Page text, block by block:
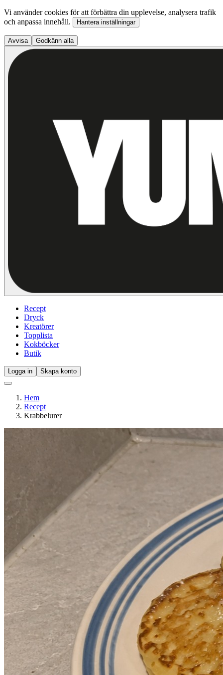
Vi använder cookies för att förbättra din upplevelse, analysera trafik
och anpassa innehåll.
Hantera inställningar
Avvisa Godkänn alla
Recept
Dryck
Kreatörer
Topplista
Kokböcker
Butik
Logga in Skapa konto
Hem
Recept
Krabbelurer